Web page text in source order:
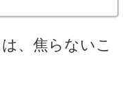
、焦らないこ